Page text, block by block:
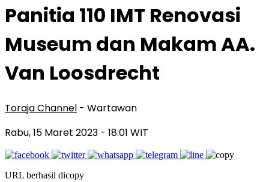
Panitia 110 IMT Renovasi
Museum dan Makam AA.
Van Loosdrecht
Toraja Channel - Wartawan
Rabu, 15 Maret 2023 - 18:01 WIT
URL berhasil dicopy